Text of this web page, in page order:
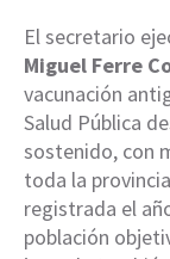
El secretario
Miguel Ferre
vacunación
Salud Pública
sostenido, con
toda la
registrada el
población